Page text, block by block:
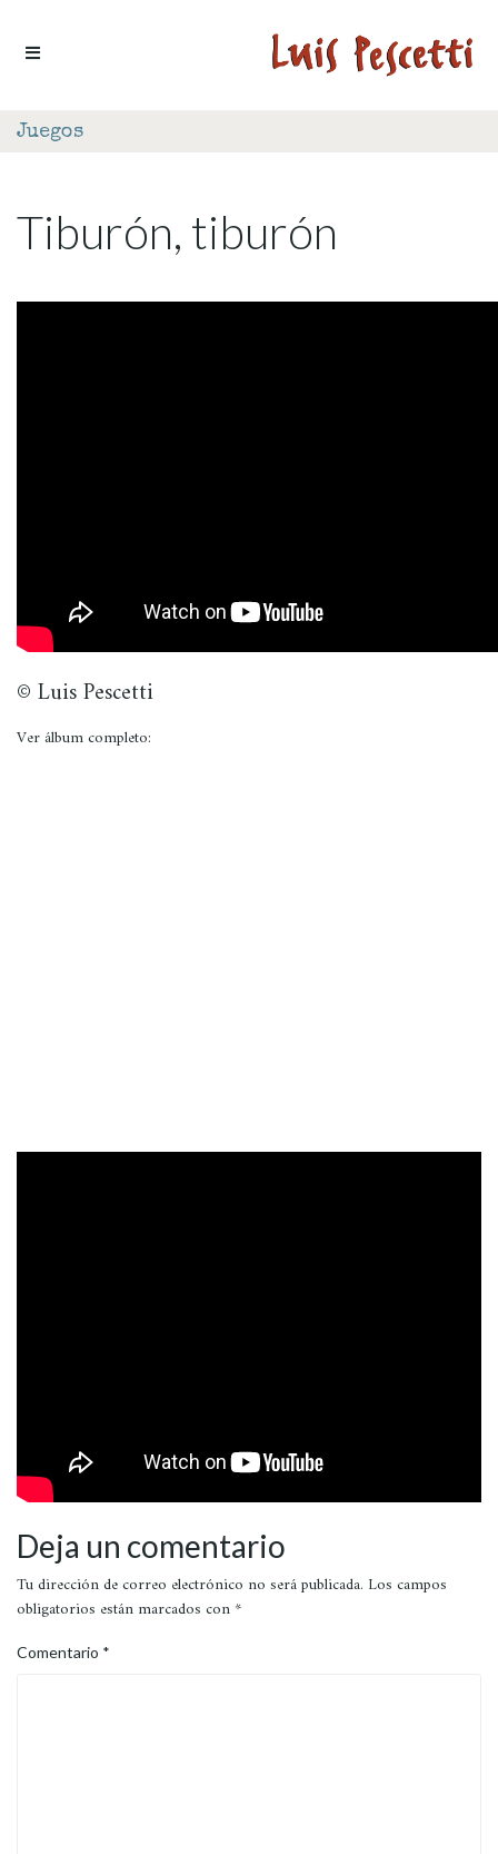
Juegos
Tiburón, tiburón
© Luis Pescetti
Ver álbum completo:
Deja un comentario
Tu dirección de correo electrónico no será publicada. Los campos
obligatorios están marcados con *
Comentario *